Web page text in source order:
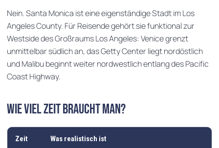
Nein. Santa Monica ist eine eigenständige Stadt im Los
Angeles County. Für Reisende gehört sie funktional zur
Westside des Großraums Los Angeles: Venice grenzt
unmittelbar südlich an, das Getty Center liegt nordöstlich
und Malibu beginnt weiter nordwestlich entlang des Pacific
Coast Highway.
Wie viel Zeit braucht man?
Zeit Was realistisch ist